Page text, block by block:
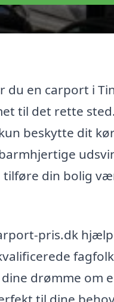
du en carport i
til det rette
beskytte dit
tilføre din bolig
pris.dk
drømme om